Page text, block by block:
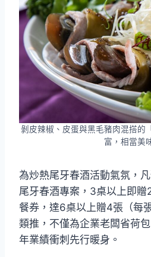
剝皮辣椒、皮蛋與黑毛豬肉混搭的
富，相當美
為炒熱尾牙春酒活動氣氛，凡
尾牙春酒專案，3桌以上即
餐券，達6桌以上贈4張（每
類推，不僅為企業老闆省荷
年業績衝刺先行暖身。